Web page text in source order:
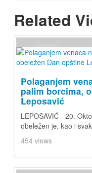
Related
Polaganjem
palim borcima,
Leposavić
LEPOSAVIĆ - 20.
obeležen je, kao i
454 views